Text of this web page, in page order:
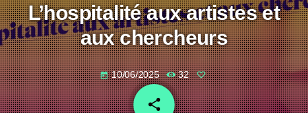
L’hospitalité aux artistes et
aux chercheurs
today 10/06/2025 32
share
email